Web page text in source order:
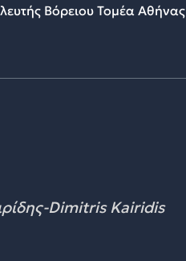
Βόρειου Τομέα Αθήνας
Dimitris Kairidis